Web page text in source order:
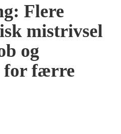
Flere
mistrivsel
og
for færre